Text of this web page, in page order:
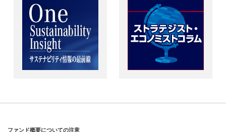
ファンド概要についての注意